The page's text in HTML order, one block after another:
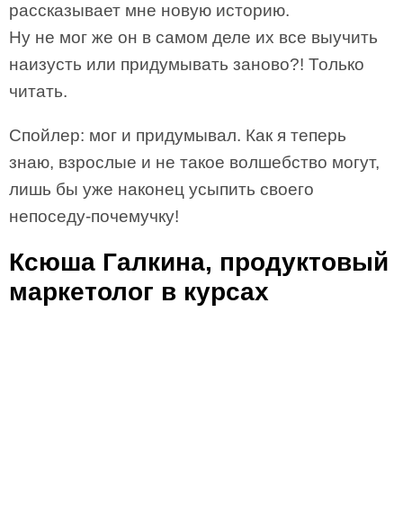
рассказывает мне новую историю.
Ну не мог же он в самом деле их все выучить
наизусть или придумывать заново?! Только
читать.
Спойлер: мог и придумывал. Как я теперь
знаю, взрослые и не такое волшебство могут,
лишь бы уже наконец усыпить своего
непоседу-почемучку!
Ксюша Галкина, продуктовый
маркетолог в курсах